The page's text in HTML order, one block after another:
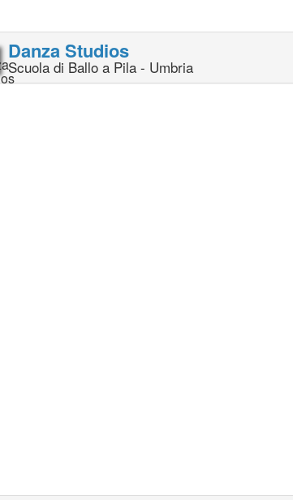
Danza Studios
Scuola di Ballo a Pila - Umbria